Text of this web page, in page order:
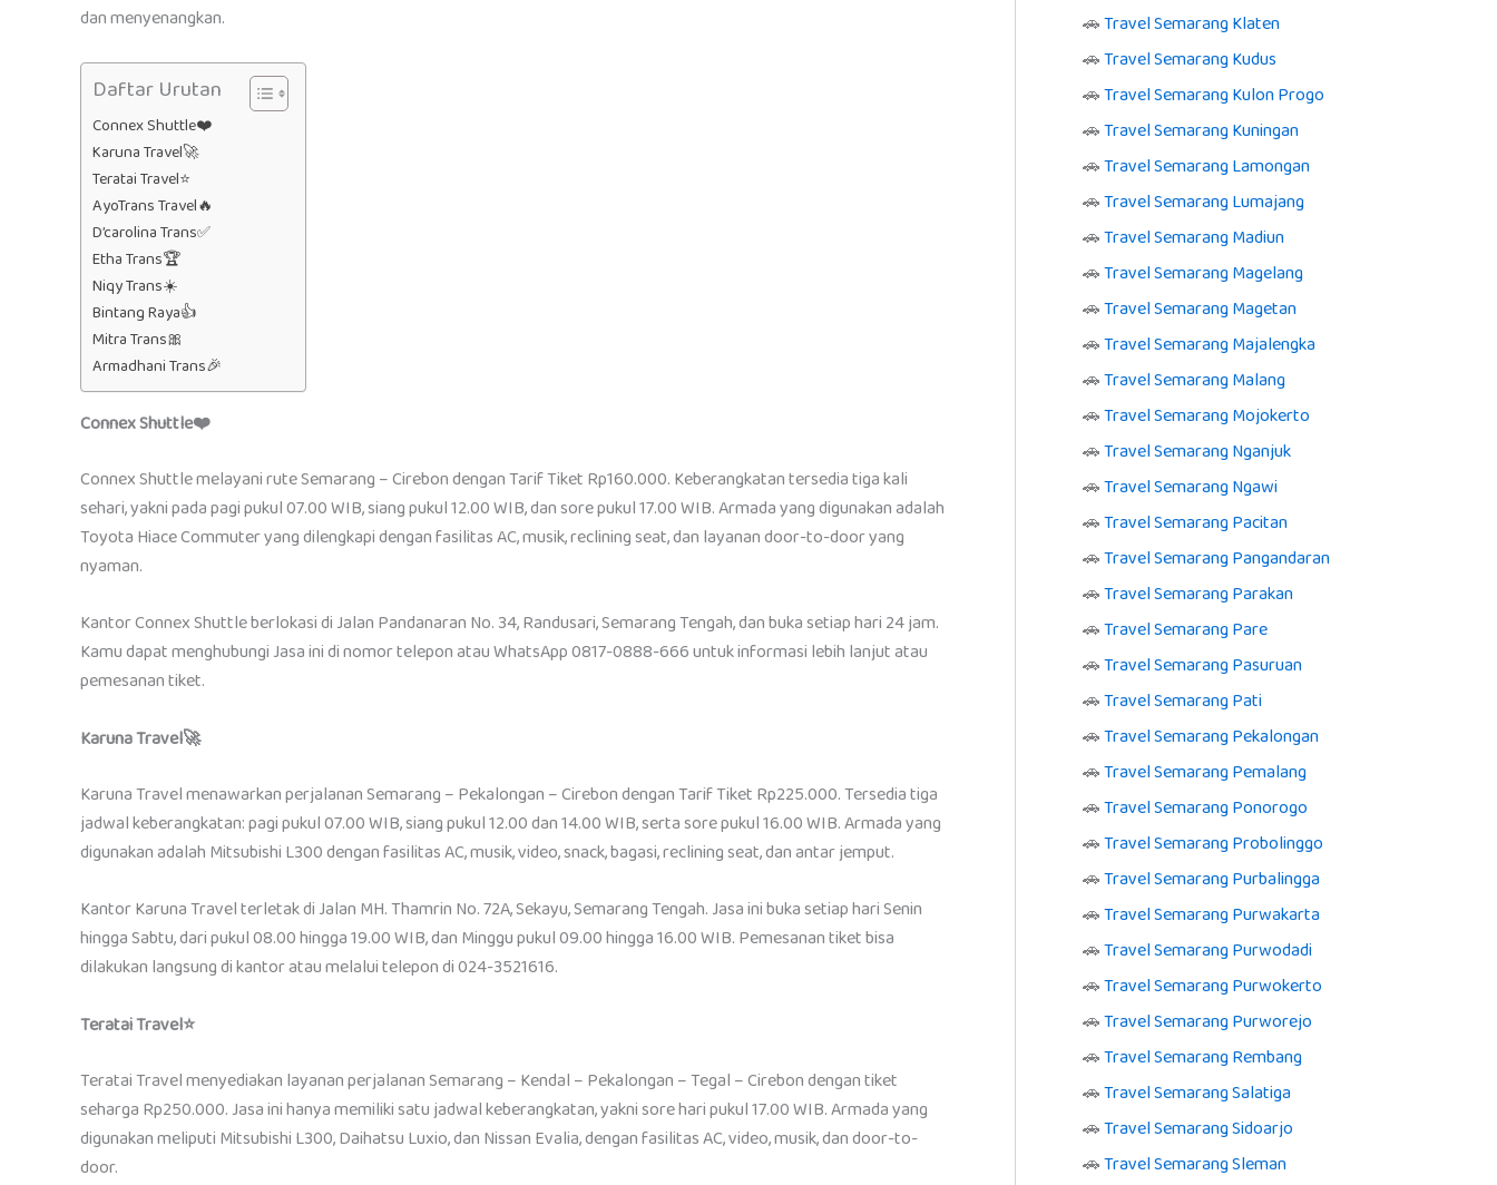
dan menyenangkan.
Daftar Urutan
Connex Shuttle❤️
Karuna Travel🚀
Teratai Travel⭐
AyoTrans Travel🔥
D’carolina Trans✅
Etha Trans🏆
Niqy Trans☀️
Bintang Raya👍
Mitra Trans🎀
Armadhani Trans🎉
Connex Shuttle❤️
Connex Shuttle melayani rute Semarang – Cirebon dengan Tarif Tiket Rp160.000. Keberangkatan tersedia tiga kali
sehari, yakni pada pagi pukul 07.00 WIB, siang pukul 12.00 WIB, dan sore pukul 17.00 WIB. Armada yang digunakan adalah
Toyota Hiace Commuter yang dilengkapi dengan fasilitas AC, musik, reclining seat, dan layanan door-to-door yang
nyaman.
Kantor Connex Shuttle berlokasi di Jalan Pandanaran No. 34, Randusari, Semarang Tengah, dan buka setiap hari 24 jam.
Kamu dapat menghubungi Jasa ini di nomor telepon atau WhatsApp 0817-0888-666 untuk informasi lebih lanjut atau
pemesanan tiket.
Karuna Travel🚀
Karuna Travel menawarkan perjalanan Semarang – Pekalongan – Cirebon dengan Tarif Tiket Rp225.000. Tersedia tiga
jadwal keberangkatan: pagi pukul 07.00 WIB, siang pukul 12.00 dan 14.00 WIB, serta sore pukul 16.00 WIB. Armada yang
digunakan adalah Mitsubishi L300 dengan fasilitas AC, musik, video, snack, bagasi, reclining seat, dan antar jemput.
Kantor Karuna Travel terletak di Jalan MH. Thamrin No. 72A, Sekayu, Semarang Tengah. Jasa ini buka setiap hari Senin
hingga Sabtu, dari pukul 08.00 hingga 19.00 WIB, dan Minggu pukul 09.00 hingga 16.00 WIB. Pemesanan tiket bisa
dilakukan langsung di kantor atau melalui telepon di 024-3521616.
Teratai Travel⭐
Teratai Travel menyediakan layanan perjalanan Semarang – Kendal – Pekalongan – Tegal – Cirebon dengan tiket
seharga Rp250.000. Jasa ini hanya memiliki satu jadwal keberangkatan, yakni sore hari pukul 17.00 WIB. Armada yang
digunakan meliputi Mitsubishi L300, Daihatsu Luxio, dan Nissan Evalia, dengan fasilitas AC, video, musik, dan door-to-
door.
🚗Travel Semarang Klaten
🚗Travel Semarang Kudus
🚗Travel Semarang Kulon Progo
🚗Travel Semarang Kuningan
🚗Travel Semarang Lamongan
🚗Travel Semarang Lumajang
🚗Travel Semarang Madiun
🚗Travel Semarang Magelang
🚗Travel Semarang Magetan
🚗Travel Semarang Majalengka
🚗Travel Semarang Malang
🚗Travel Semarang Mojokerto
🚗Travel Semarang Nganjuk
🚗Travel Semarang Ngawi
🚗Travel Semarang Pacitan
🚗Travel Semarang Pangandaran
🚗Travel Semarang Parakan
🚗Travel Semarang Pare
🚗Travel Semarang Pasuruan
🚗Travel Semarang Pati
🚗Travel Semarang Pekalongan
🚗Travel Semarang Pemalang
🚗Travel Semarang Ponorogo
🚗Travel Semarang Probolinggo
🚗Travel Semarang Purbalingga
🚗Travel Semarang Purwakarta
🚗Travel Semarang Purwodadi
🚗Travel Semarang Purwokerto
🚗Travel Semarang Purworejo
🚗Travel Semarang Rembang
🚗Travel Semarang Salatiga
🚗Travel Semarang Sidoarjo
🚗Travel Semarang Sleman